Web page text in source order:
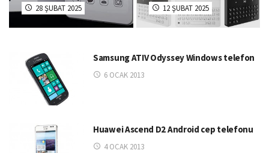
28 ŞUBAT 2025
12 ŞUBAT 2025
Samsung ATIV Odyssey Windows telefon
6 OCAK 2013
Huawei Ascend D2 Android cep telefonu
4 OCAK 2013